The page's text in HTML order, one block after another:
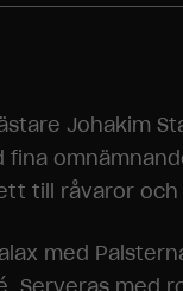
Johakim
till råvaror och
med
med